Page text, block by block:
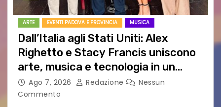
ARTE EVENTI PADOVA E PROVINCIA MUSICA
Dall’Italia agli Stati Uniti: Alex
Righetto e Stacy Francis uniscono
arte, musica e tecnologia in un
nuovo progetto internazionale”
Ago 7, 2026 Redazione
Nessun
Commento